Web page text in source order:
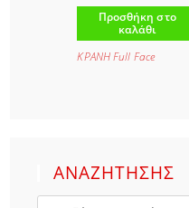
Προσθήκη στο
καλάθι
ΚΡΑΝΗ Full Face
ΑΝΑΖΗΤΗΣΗΣ